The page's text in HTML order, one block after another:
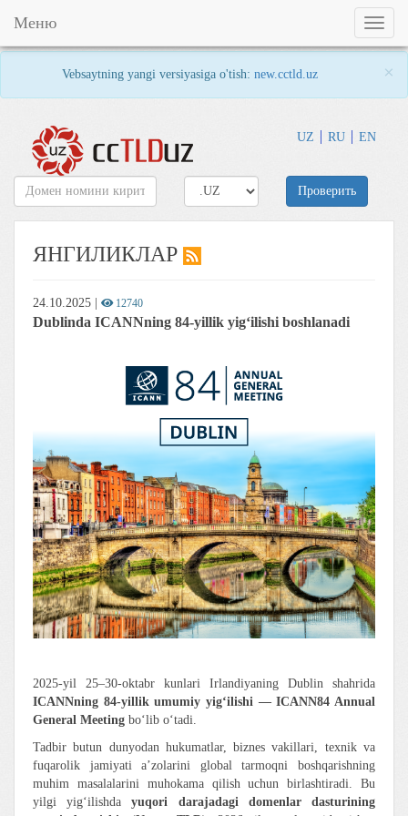
Vebsaytning yangi versiyasiga o'tish: new.cctld.uz ×
UZ RU EN
Toggle
Меню
Проверить
ЯНГИЛИКЛАР
24.10.2025 12740
Dublinda ICANNning 84-yillik yig‘ilishi boshlanadi
2025-yil 25–30-oktabr kunlari Irlandiyaning Dublin shahrida
ICANNning 84-yillik umumiy yig‘ilishi — ICANN84 Annual
General Meeting bo‘lib o‘tadi.
Tadbir butun dunyodan hukumatlar, biznes vakillari, texnik va
fuqarolik jamiyati a’zolarini global tarmoqni boshqarishning
muhim masalalarini muhokama qilish uchun birlashtiradi. Bu
yilgi yig‘ilishdayuqori darajadagi domenlar dasturining